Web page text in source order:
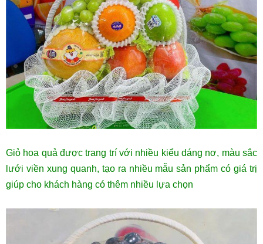
Giỏ hoa quả được trang trí với nhiều kiểu dáng nơ, màu sắc
lưới viền xung quanh, tạo ra nhiều mẫu sản phẩm có giá trị
giúp cho khách hàng có thêm nhiều lựa chọn